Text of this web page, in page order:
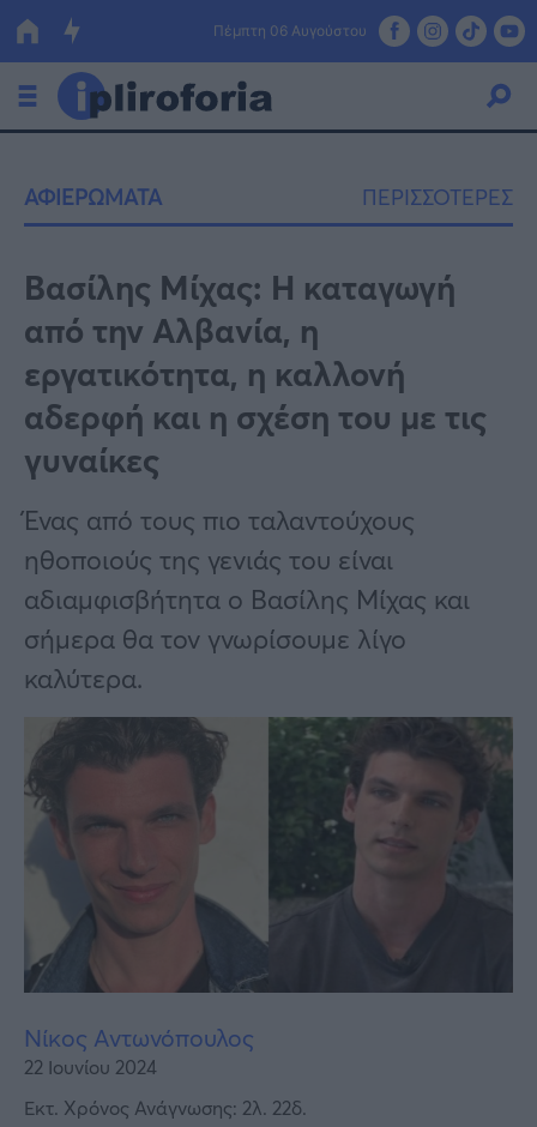
Πέμπτη 06 Αυγούστου
Οικονομία
Πολιτική
Τράπεζες
Επιδοτήσεις
ΕΣΠΑ
Κόσμος
Lifestyle
Αθλητικά
Υγεία
Γυναίκα
Καιρός
ΑΦΙΕΡΩΜΑΤΑ ΠΕΡΙΣΣΟΤΕΡΕΣ
Βασίλης Μίχας: Η καταγωγή
από την Αλβανία, η
εργατικότητα, η καλλονή
αδερφή και η σχέση του με τις
γυναίκες
Ένας από τους πιο ταλαντούχους
ηθοποιούς της γενιάς του είναι
αδιαμφισβήτητα ο Βασίλης Μίχας και
σήμερα θα τον γνωρίσουμε λίγο
καλύτερα.
Νίκος Αντωνόπουλος
22 Ιουνίου 2024
Εκτ. Χρόνος Ανάγνωσης: 2λ. 22δ.